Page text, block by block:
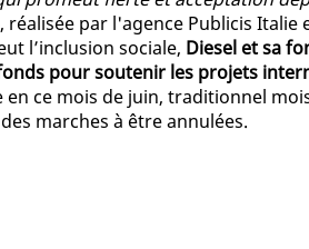
par l'agence Publicis Italie
l’inclusion sociale, Diesel et sa
pour soutenir les projets
ce mois de juin, traditionnel
marches à être annulées.